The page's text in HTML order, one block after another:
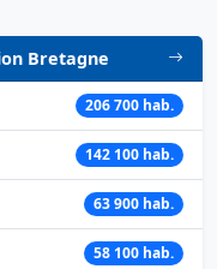
Bretagne
206 700 hab.
142 100 hab.
63 900 hab.
58 100 hab.